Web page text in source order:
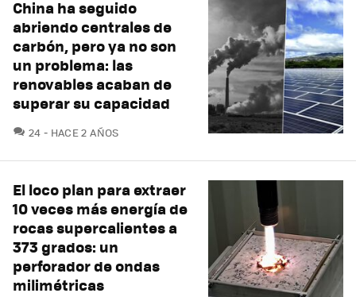
China ha seguido
abriendo centrales de
carbón, pero ya no son
un problema: las
renovables acaban de
superar su capacidad
24 COMENTARIOS
HACE 2 AÑOS
El loco plan para extraer
10 veces más energía de
rocas supercalientes a
373 grados: un
perforador de ondas
milimétricas